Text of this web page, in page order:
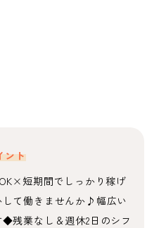
ント
短期間でしっかり稼げ
して働きませんか♪幅広い
残業なし＆週休2日のシフ